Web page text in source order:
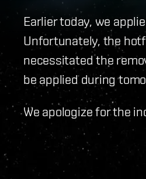
Earlier today, we
Unfortunately, the
necessitated the
be applied during
We apologize for the